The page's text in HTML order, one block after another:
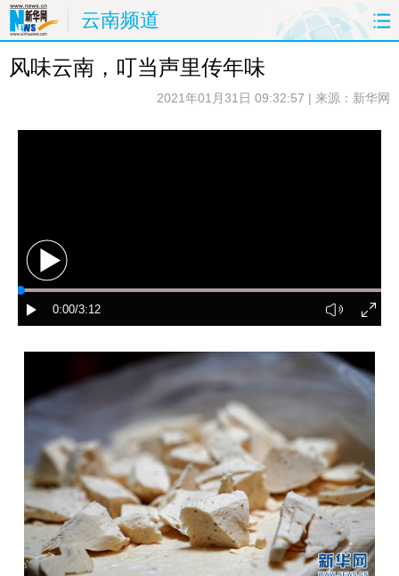
云南频道
首页 要闻 原创
返回PC
风味云南，叮当声里传年味
2021年01月31日 09:32:57 | 来源：新华网